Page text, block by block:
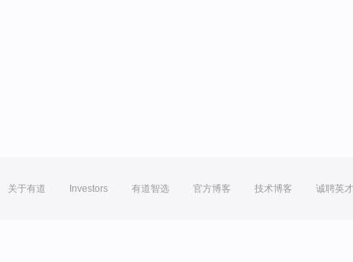
关于有道 Investors 有道智选 官方博客 技术博客 诚聘英才